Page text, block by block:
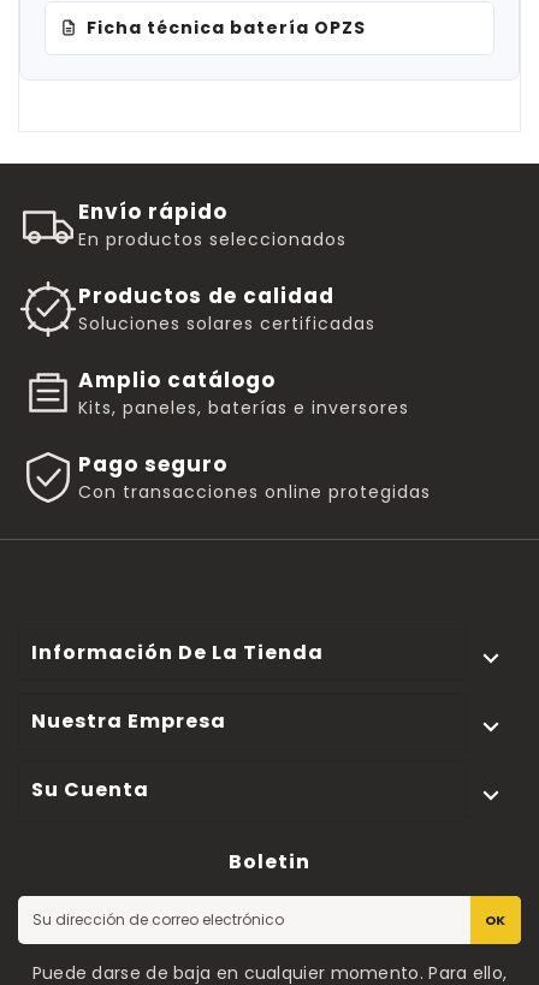
Ficha técnica batería OPZS
Envío rápido
En productos seleccionados
Productos de calidad
Soluciones solares certificadas
Amplio catálogo
Kits, paneles, baterías e inversores
Pago seguro
Con transacciones online protegidas
Información De La Tienda 
Nuestra Empresa 
Su Cuenta 
Boletin
OK
Puede darse de baja en cualquier momento. Para ello,